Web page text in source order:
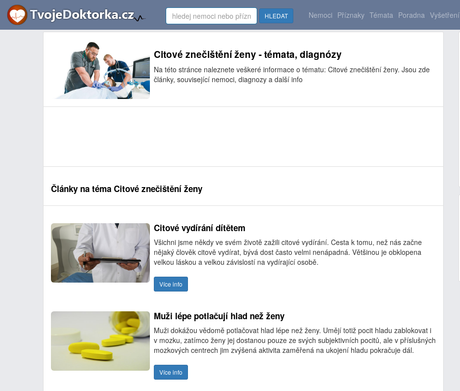
HLEDAT Nemoci Příznaky Témata Poradna Vyšetření
Citové znečištění ženy - témata, diagnózy
Na této stránce naleznete veškeré informace o tématu: Citové znečištění ženy. Jsou zde
články, související nemoci, diagnozy a další info
Články na téma Citové znečištění ženy
Citové vydírání dítětem
Všichni jsme někdy ve svém životě zažili citové vydírání. Cesta k tomu, než nás začne
nějaký člověk citově vydírat, bývá dost často velmi nenápadná. Většinou je obklopena
velkou láskou a velkou závislostí na vydírající osobě.
Více info
Muži lépe potlačují hlad než ženy
Muži dokážou vědomě potlačovat hlad lépe než ženy. Umějí totiž pocit hladu zablokovat i
v mozku, zatímco ženy jej dostanou pouze ze svých subjektivních pocitů, ale v příslušných
mozkových centrech jim zvýšená aktivita zaměřená na ukojení hladu pokračuje dál.
Více info